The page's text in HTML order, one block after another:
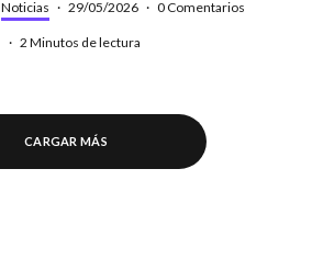
Noticias · 29/05/2026 · 0 Comentarios
· 2 Minutos de lectura
CARGAR MÁS